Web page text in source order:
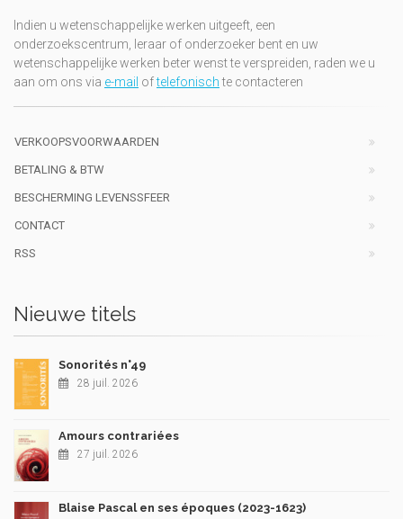
Indien u wetenschappelijke werken uitgeeft, een
onderzoekscentrum, leraar of onderzoeker bent en uw
wetenschappelijke werken beter wenst te verspreiden, raden we u
aan om ons via e-mail oftelefonischte contacteren
VERKOOPSVOORWAARDEN
BETALING & BTW
BESCHERMING LEVENSSFEER
CONTACT
RSS
Nieuwe titels
Sonorités n°49
28 juil. 2026
Amours contrariées
27 juil. 2026
Blaise Pascal en ses époques (2023-1623)